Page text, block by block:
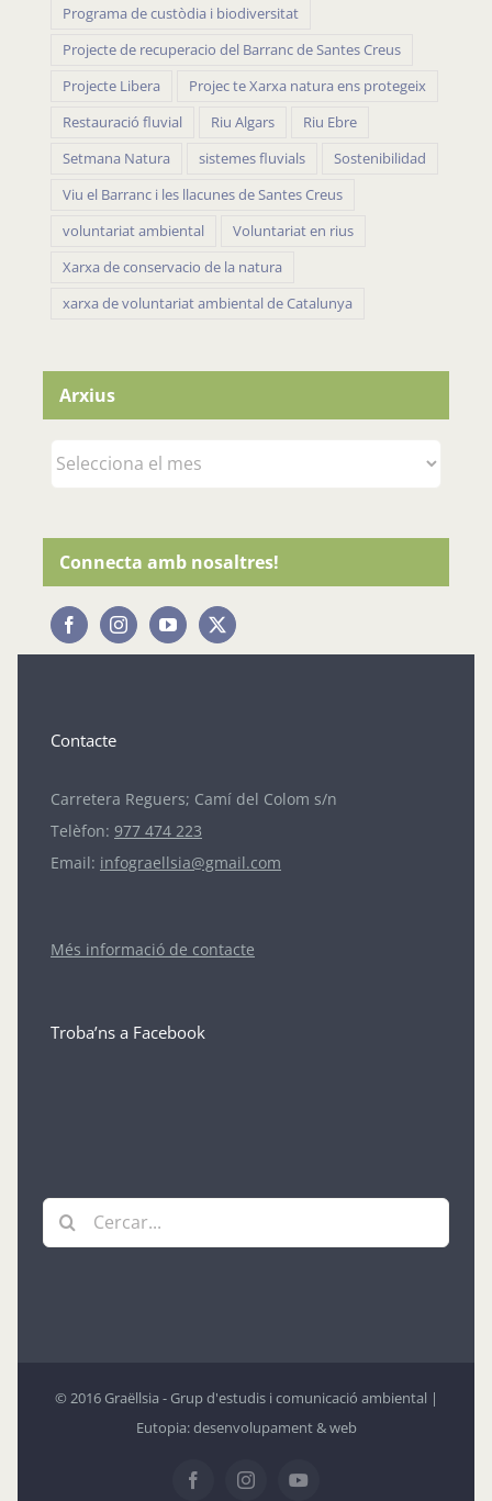
Programa de custòdia i biodiversitat
Projecte de recuperacio del Barranc de Santes Creus
Projecte Libera
Projec te Xarxa natura ens protegeix
Restauració fluvial
Riu Algars
Riu Ebre
Setmana Natura
sistemes fluvials
Sostenibilidad
Viu el Barranc i les llacunes de Santes Creus
voluntariat ambiental
Voluntariat en rius
Xarxa de conservacio de la natura
xarxa de voluntariat ambiental de Catalunya
Arxius
Arxius
Connecta amb nosaltres!
Contacte
Carretera Reguers; Camí del Colom s/n
Telèfon: 977 474 223
Email: infograellsia@gmail.com
Més informació de contacte
Troba’ns a Facebook
Cerca
…
© 2016 Graëllsia - Grup d'estudis i comunicació ambiental |
Eutopia: desenvolupament & web
FacebookInstagramYouTube